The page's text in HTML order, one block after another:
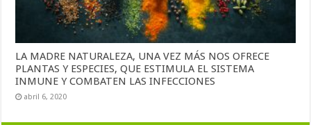
LA MADRE NATURALEZA, UNA VEZ MÁS NOS OFRECE
PLANTAS Y ESPECIES, QUE ESTIMULA EL SISTEMA
INMUNE Y COMBATEN LAS INFECCIONES
abril 6, 2020